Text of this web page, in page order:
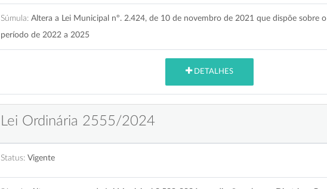
Súmula: Altera a Lei Municipal nº. 2.424, de 10 de novembro de 2021 que dispõe sobre
período de 2022 a 2025
DETALHES
Lei Ordinária 2555/2024
Status: Vigente